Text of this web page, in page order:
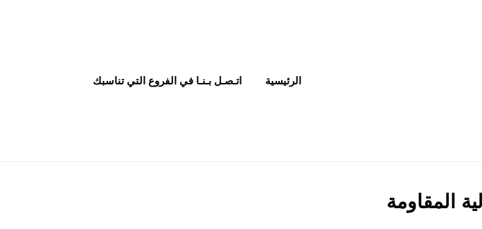
الرئيسية اتـصـل بـنـا في الفروع التي تناسبك